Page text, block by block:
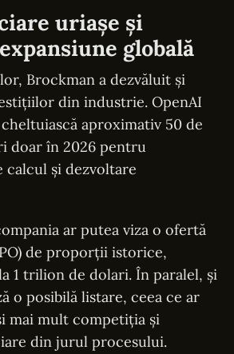
uriașe și
globală
Brockman a dezvăluit și
din industrie. OpenAI
aproximativ 50 de
doar în 2026 pentru
și dezvoltare
ar putea viza o ofertă
de proporții istorice,
1 trilion de dolari. În paralel, și
o posibilă listare, ceea ce ar
mai mult competiția și
din jurul procesului.